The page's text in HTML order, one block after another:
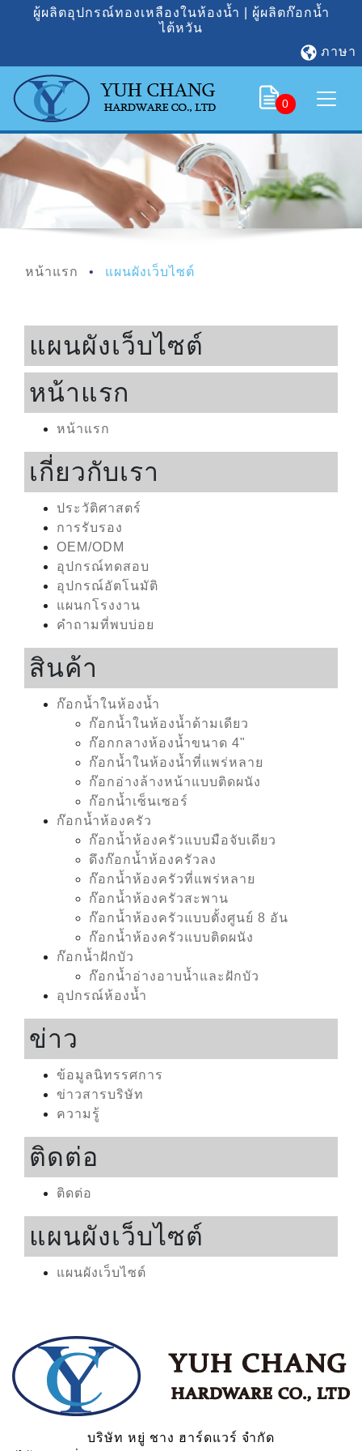
ผู้ผลิตอุปกรณ์ทองเหลืองในห้องน้ำ | ผู้ผลิตก๊อกน้ำ
ไต้หวัน
ภาษา
0
หน้าแรก แผนผังเว็บไซต์
แผนผังเว็บไซต์
หน้าแรก
หน้าแรก
เกี่ยวกับเรา
ประวัติศาสตร์
การรับรอง
OEM/ODM
อุปกรณ์ทดสอบ
อุปกรณ์อัตโนมัติ
แผนกโรงงาน
คำถามที่พบบ่อย
สินค้า
ก๊อกน้ำในห้องน้ำ
ก๊อกน้ำในห้องน้ำด้ามเดียว
ก๊อกกลางห้องน้ำขนาด 4"
ก๊อกน้ำในห้องน้ำที่แพร่หลาย
ก๊อกอ่างล้างหน้าแบบติดผนัง
ก๊อกน้ำเซ็นเซอร์
ก๊อกน้ำห้องครัว
ก๊อกน้ำห้องครัวแบบมือจับเดียว
ดึงก๊อกน้ำห้องครัวลง
ก๊อกน้ำห้องครัวที่แพร่หลาย
ก๊อกน้ำห้องครัวสะพาน
ก๊อกน้ำห้องครัวแบบตั้งศูนย์ 8 อัน
ก๊อกน้ำห้องครัวแบบติดผนัง
ก๊อกน้ำฝักบัว
ก๊อกน้ำอ่างอาบน้ำและฝักบัว
อุปกรณ์ห้องน้ำ
ข่าว
ข้อมูลนิทรรศการ
ข่าวสารบริษัท
ความรู้
ติดต่อ
ติดต่อ
แผนผังเว็บไซต์
แผนผังเว็บไซต์
บริษัท หยู่ ชาง ฮาร์ดแวร์ จำกัด